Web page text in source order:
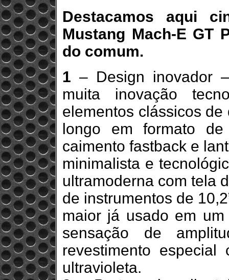
Destacamos aqui
Mustang Mach-E GT
do comum.
1 – Design inovador
muita inovação
elementos clássicos
longo em formato
caimento fastback e
minimalista e
ultramoderna com tela
de instrumentos de
maior já usado em
sensação de
revestimento
ultravioleta.